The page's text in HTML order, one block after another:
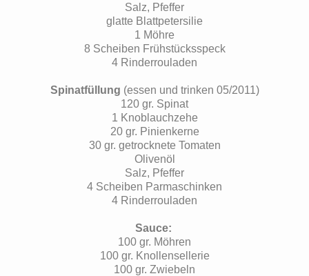
Salz, Pfeffer
glatte Blattpetersilie
1 Möhre
8 Scheiben Frühstücksspeck
4 Rinderrouladen
Spinatfüllung (essen und trinken 05/2011)
120 gr. Spinat
1 Knoblauchzehe
20 gr. Pinienkerne
30 gr. getrocknete Tomaten
Olivenöl
Salz, Pfeffer
4 Scheiben Parmaschinken
4 Rinderrouladen
Sauce:
100 gr. Möhren
100 gr. Knollensellerie
100 gr. Zwiebeln